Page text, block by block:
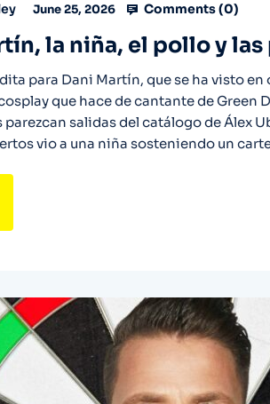
June 25, 2026 Comments (0)
la niña, el pollo y
para Dani Martín, que se ha visto
que hace de cantante de Green
salidas del catálogo de Álex
vio a una niña sosteniendo un